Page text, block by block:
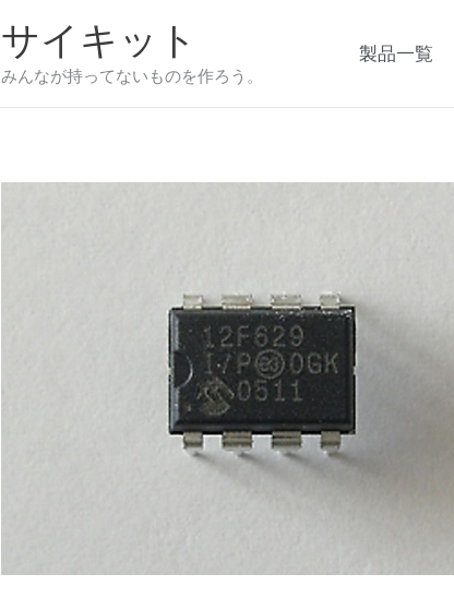
サイキット
みんなが持ってないものを作ろう。
製品一覧